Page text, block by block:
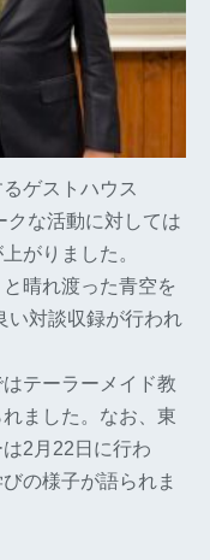
ゲストハウス
クな活動に対しては
がりました。
晴れ渡った青空を
い対談収録が行われ
テーラーメイド教
ました。なお、東
2月22日に行わ
の様子が語られま